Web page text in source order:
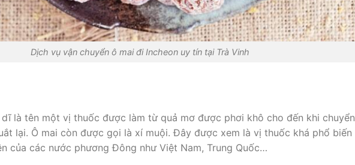
Dịch vụ vận chuyển ô mai đi Incheon uy tín tại Trà Vinh
là tên một vị thuốc được làm từ quả mơ được phơi khô cho đến khi chuyển
lại. Ô mai còn được gọi là xí muội. Đây được xem là vị thuốc khá phổ biến
của các nước phương Đông như Việt Nam, Trung Quốc…